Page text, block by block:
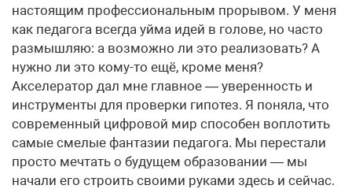
настоящим профессиональным прорывом. У меня
как педагога всегда уйма идей в голове, но часто
размышляю: а возможно ли это реализовать? А
нужно ли это кому-то ещё, кроме меня?
Акселератор дал мне главное — уверенность и
инструменты для проверки гипотез. Я поняла, что
современный цифровой мир способен воплотить
самые смелые фантазии педагога. Мы перестали
просто мечтать о будущем образовании — мы
начали его строить своими руками здесь и сейчас.